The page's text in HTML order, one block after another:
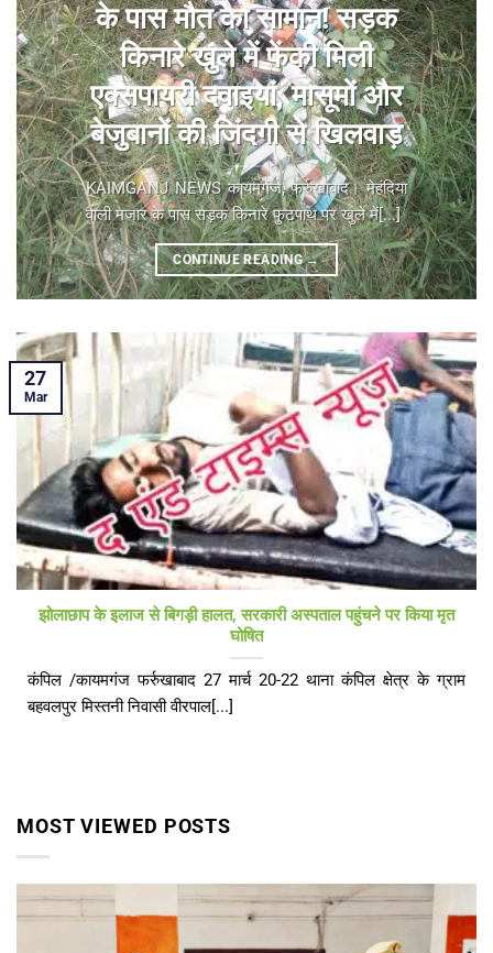
के पास मौत का सामान! सड़क
किनारे खुले में फेंकी मिली
एक्सपायरी दवाइयां, मासूमों और
बेजुबानों की जिंदगी से खिलवाड़
KAIMGANJ NEWS कायमगंज, फर्रुखाबाद। मेहंदिया
वाली मजार के पास सड़क किनारे फुटपाथ पर खुले में[...]
CONTINUE READING→
झोलाछाप के इलाज से बिगड़ी हालत, सरकारी अस्पताल पहुंचने पर किया मृत
घोषित
कंपिल /कायमगंज फर्रुखाबाद 27 मार्च 20-22 थाना कंपिल क्षेत्र के ग्राम
बहवलपुर मिस्तनी निवासी वीरपाल[...]
27
Mar
MOST VIEWED POSTS